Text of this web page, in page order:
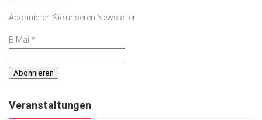
Abonnieren Sie unseren Newsletter
E-Mail*
Veranstaltungen